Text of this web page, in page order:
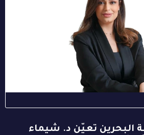
البحرين تعيّن د. شيماء